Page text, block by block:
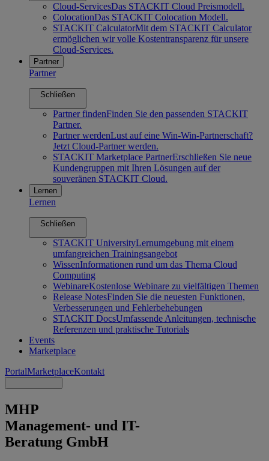
Cloud-ServicesDas STACKIT Cloud Preismodell.
ColocationDas STACKIT Colocation Modell.
STACKIT CalculatorMit dem STACKIT Calculator
ermöglichen wir volle Kostentransparenz für unsere
Cloud-Services.
Partner
Partner
Schließen
Partner findenFinden Sie den passenden STACKIT
Partner.
Partner werdenLust auf eine Win-Win-Partnerschaft?
Jetzt Cloud-Partner werden.
STACKIT Marketplace PartnerErschließen Sie neue
Kundengruppen mit Ihren Lösungen auf der
souveränen STACKIT Cloud.
Lernen
Lernen
Schließen
STACKIT UniversityLernumgebung mit einem
umfangreichen Trainingsangebot
WissenInformationen rund um das Thema Cloud
Computing
WebinareKostenlose Webinare zu vielfältigen Themen
Release NotesFinden Sie die neuesten Funktionen,
Verbesserungen und Fehlerbehebungen
STACKIT DocsUmfassende Anleitungen, technische
Referenzen und praktische Tutorials
Events
Marketplace
PortalMarketplaceKontakt
MHP
Management- und IT-
Beratung GmbH